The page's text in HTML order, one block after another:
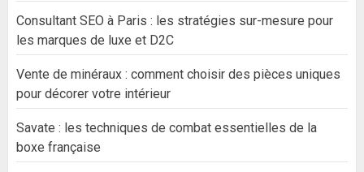
Consultant SEO à Paris : les stratégies sur-mesure pour
les marques de luxe et D2C
Vente de minéraux : comment choisir des pièces uniques
pour décorer votre intérieur
Savate : les techniques de combat essentielles de la
boxe française